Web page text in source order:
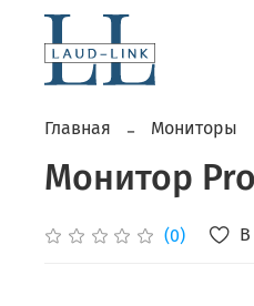
Главная Мониторы
Монитор
(0) В